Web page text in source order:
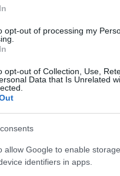
opt-out of processing my
opt-out of Collection, Use,
Data that Is Unrelated
allow Google to enable
identifiers in apps.
sírköve Budapesten, a
Sándor felvétele, 2014.
Orfeummal
Szigeti Jakabbal
évekig együtt